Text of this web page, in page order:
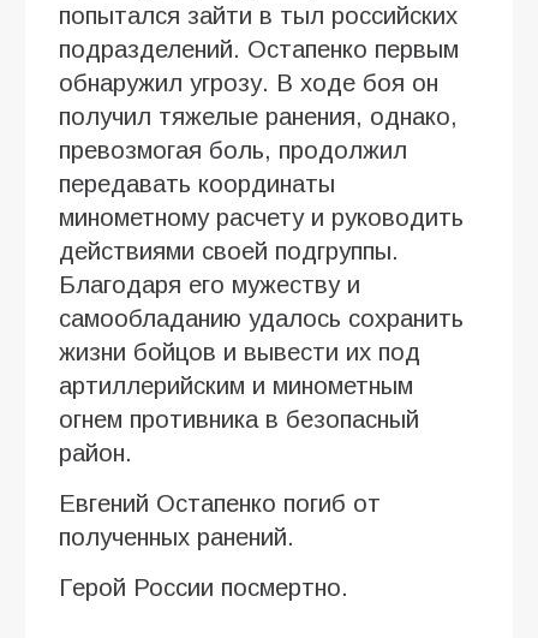
попытался зайти в тыл российских
подразделений. Остапенко первым
обнаружил угрозу. В ходе боя он
получил тяжелые ранения, однако,
превозмогая боль, продолжил
передавать координаты
минометному расчету и руководить
действиями своей подгруппы.
Благодаря его мужеству и
самообладанию удалось сохранить
жизни бойцов и вывести их под
артиллерийским и минометным
огнем противника в безопасный
район.
Евгений Остапенко погиб от
полученных ранений.
Герой России посмертно.